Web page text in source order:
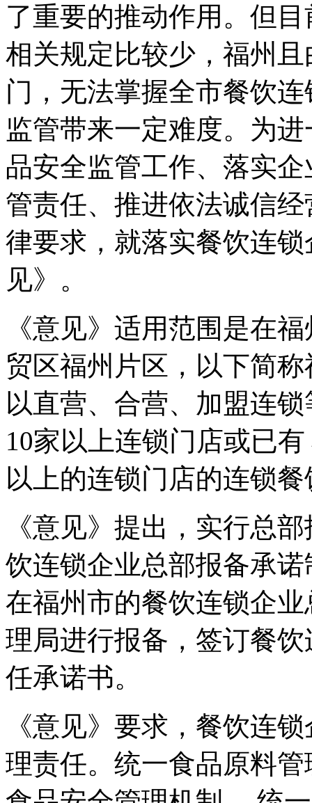
了重要的推动作用。但
相关规定比较少，福州
门，无法掌握全市餐饮
监管带来一定难度。为
品安全监管工作、落实
管责任、推进依法诚信
律要求，就落实餐饮连
见》。
《意见》适用范围是在
贸区福州片区，以下简
以直营、合营、加盟连
10家以上连锁门店或已
以上的连锁门店的连锁
《意见》提出，实行总
饮连锁企业总部报备承
在福州市的餐饮连锁企
理局进行报备，签订餐
任承诺书。
《意见》要求，餐饮连
理责任。统一食品原料